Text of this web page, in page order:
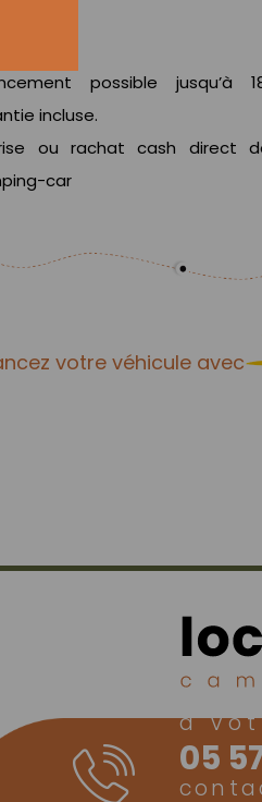
possible jusqu’à
incluse.
ou rachat cash direct
car
votre véhicule avec
à
05